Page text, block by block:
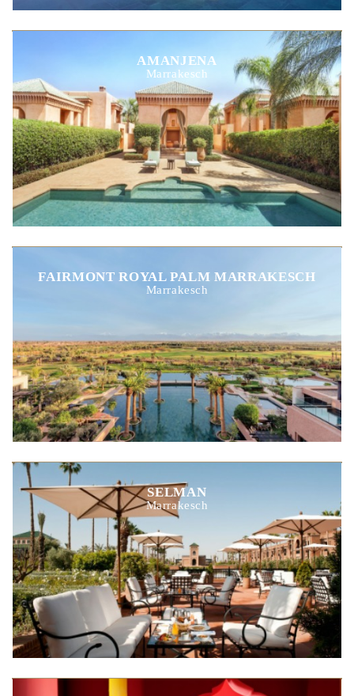
AMANJENA
Marrakesch
FAIRMONT ROYAL PALM MARRAKESCH
Marrakesch
SELMAN
Marrakesch